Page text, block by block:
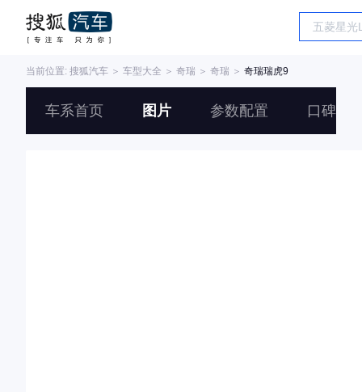
当前位置: 搜狐汽车 ＞ 车型大全 ＞ 奇瑞 ＞ 奇瑞 ＞ 奇瑞瑞虎9
车系首页 图片 参数配置 口碑